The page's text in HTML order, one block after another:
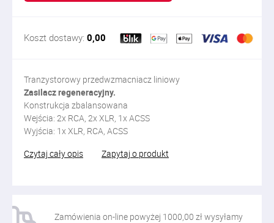
Koszt dostawy: 0,00
Tranzystorowy przedwzmacniacz liniowy
Zasilacz regeneracyjny.
Konstrukcja zbalansowana
Wejścia: 2x RCA, 2x XLR, 1x ACSS
Wyjścia: 1x XLR, RCA, ACSS
Czytaj cały opis
Zapytaj o produkt
Zamówienia on-line powyżej 1000,00 zł wysyłamy